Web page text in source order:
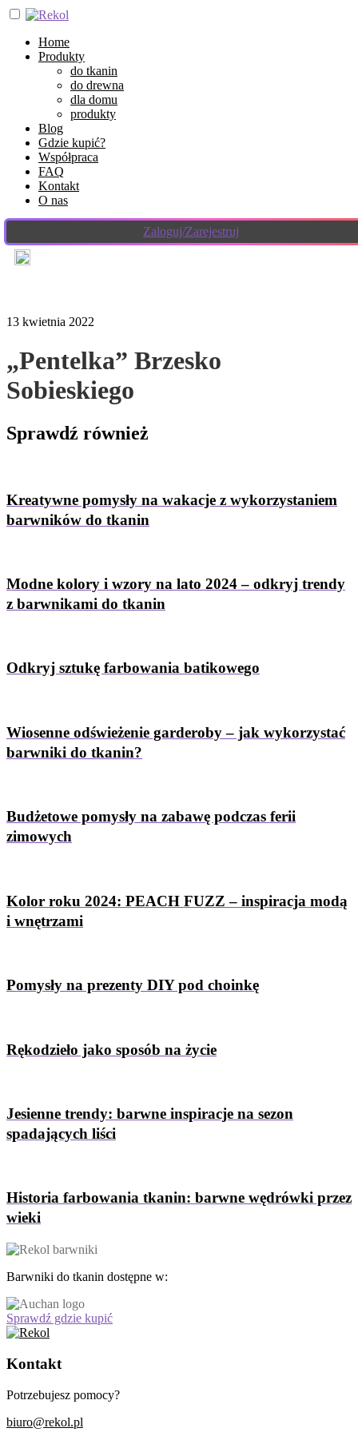
Home
Produkty
do tkanin
do drewna
dla domu
produkty
Blog
Gdzie kupić?
Współpraca
FAQ
Kontakt
O nas
Zaloguj/Zarejestruj
13 kwietnia 2022
„Pentelka” Brzesko
Sobieskiego
Sprawdź również
Kreatywne pomysły na wakacje z wykorzystaniem
barwników do tkanin
Modne kolory i wzory na lato 2024 – odkryj trendy
z barwnikami do tkanin
Odkryj sztukę farbowania batikowego
Wiosenne odświeżenie garderoby – jak wykorzystać
barwniki do tkanin?
Budżetowe pomysły na zabawę podczas ferii
zimowych
Kolor roku 2024: PEACH FUZZ – inspiracja modą
i wnętrzami
Pomysły na prezenty DIY pod choinkę
Rękodzieło jako sposób na życie
Jesienne trendy: barwne inspiracje na sezon
spadających liści
Historia farbowania tkanin: barwne wędrówki przez
wieki
Barwniki do tkanin dostępne w:
Sprawdź gdzie kupić
Kontakt
Potrzebujesz pomocy?
biuro@rekol.pl